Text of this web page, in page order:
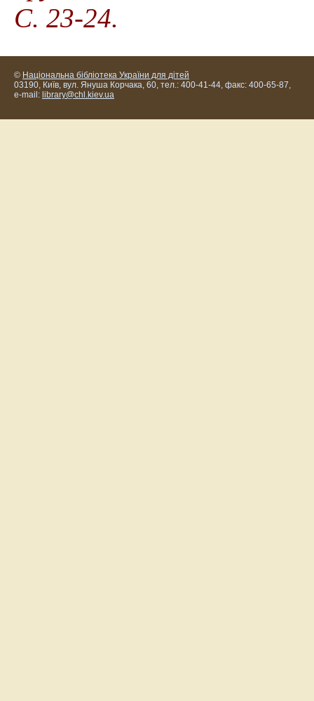
С. 23-24.
© Національна бібліотека України для дітей
03190, Київ, вул. Януша Корчака, 60, тел.: 400-41-44, факс: 400-65-87,
e-mail: library@chl.kiev.ua